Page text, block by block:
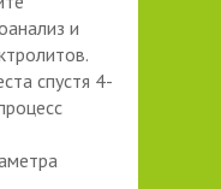
и
спустя 4-